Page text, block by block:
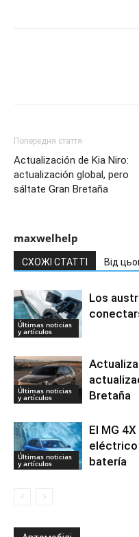
Попередня стаття
Actualización de Kia Niro:
actualización global, pero
sáltate Gran Bretaña
maxwelhelp
СХОЖІ СТАТТІ Від
Últimas noticias
y artículos
Los
Últimas noticias
y artículos
Bretaña
Últimas noticias
y artículos
El MG
eléctrico
batería